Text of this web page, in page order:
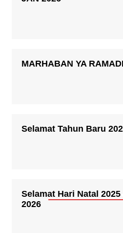
MARHABAN YA
Selamat Tahun Baru
Selamat Hari Natal
2026